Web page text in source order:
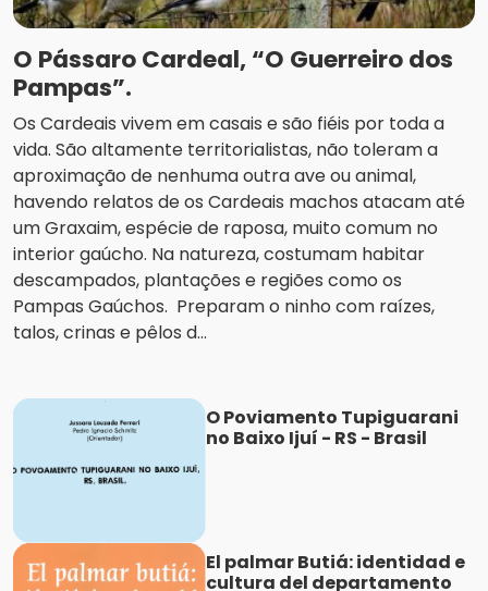
O Pássaro Cardeal, “O Guerreiro dos
Pampas”.
Os Cardeais vivem em casais e são fiéis por toda a
vida. São altamente territorialistas, não toleram a
aproximação de nenhuma outra ave ou animal,
havendo relatos de os Cardeais machos atacam até
um Graxaim, espécie de raposa, muito comum no
interior gaúcho. Na natureza, costumam habitar
descampados, plantações e regiões como os
Pampas Gaúchos. Preparam o ninho com raízes,
talos, crinas e pêlos d...
O Poviamento Tupiguarani
no Baixo Ijuí - RS - Brasil
El palmar Butiá: identidad e
cultura del departamento